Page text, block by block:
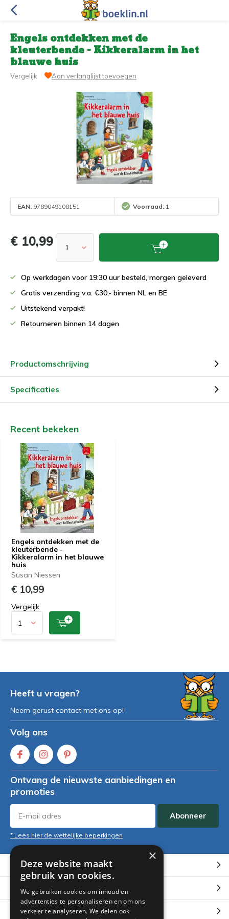
Engels ontdekken met de
kleuterbende - Kikkeralarm in het
blauwe huis
Vergelijk Aan verlanglijst toevoegen
EAN: 9789049108151 Voorraad: 1
€ 10,99
Op werkdagen voor 19:30 uur besteld, morgen geleverd
Gratis verzending v.a. €30,- binnen NL en BE
Uitstekend verpakt!
Retourneren binnen 14 dagen
Productomschrijving
Specificaties
Recent bekeken
Engels ontdekken met de
kleuterbende -
Kikkeralarm in het blauwe
huis
Susan Niessen
€ 10,99
Vergelijk
Heeft u vragen?
Neem gerust contact met ons op!
Volg ons
Ontvang de nieuwste aanbiedingen en
promoties
Abonneer
* Lees hier de wettelijke beperkingen
Klantenservice
Mijn account
Categorieën
×
Deze website maakt
gebruik van cookies.
We gebruiken cookies om inhoud en
advertenties te personaliseren en om ons
verkeer te analyseren. We delen ook